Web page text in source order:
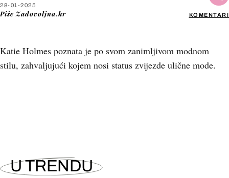
28-01-2025
Piše Zadovoljna.hr KOMENTARI
Katie Holmes poznata je po svom zanimljivom modnom
stilu, zahvaljujući kojem nosi status zvijezde ulične mode.
U TRENDU